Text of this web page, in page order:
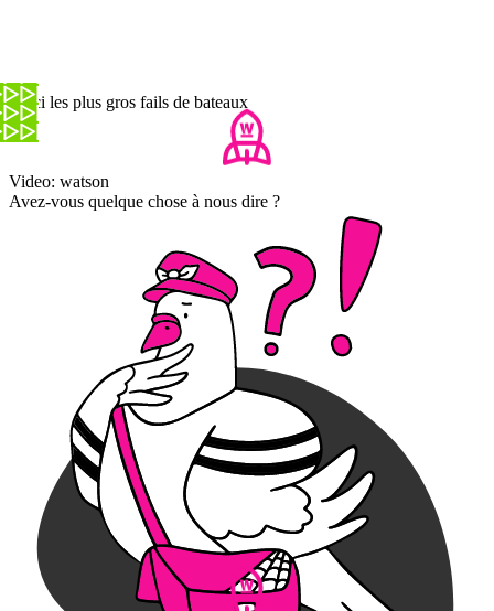
Voici les plus gros fails de bateaux
Video: watson
Avez-vous quelque chose à nous dire ?